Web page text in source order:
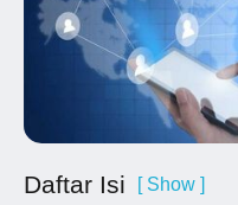
Daftar Isi [ Show ]